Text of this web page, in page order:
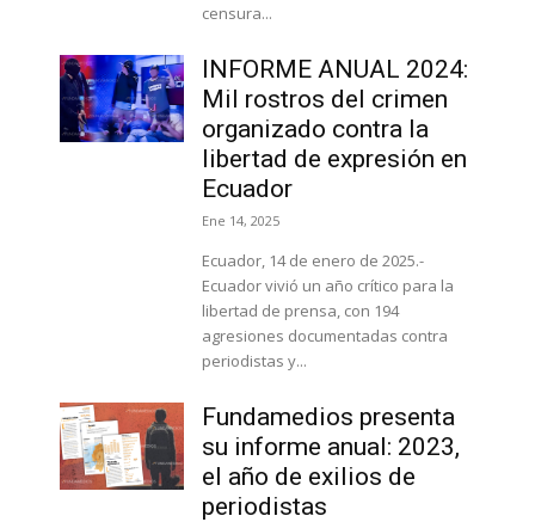
censura...
INFORME ANUAL 2024:
Mil rostros del crimen
organizado contra la
libertad de expresión en
Ecuador
Ene 14, 2025
Ecuador, 14 de enero de 2025.-
Ecuador vivió un año crítico para la
libertad de prensa, con 194
agresiones documentadas contra
periodistas y...
Fundamedios presenta
su informe anual: 2023,
el año de exilios de
periodistas